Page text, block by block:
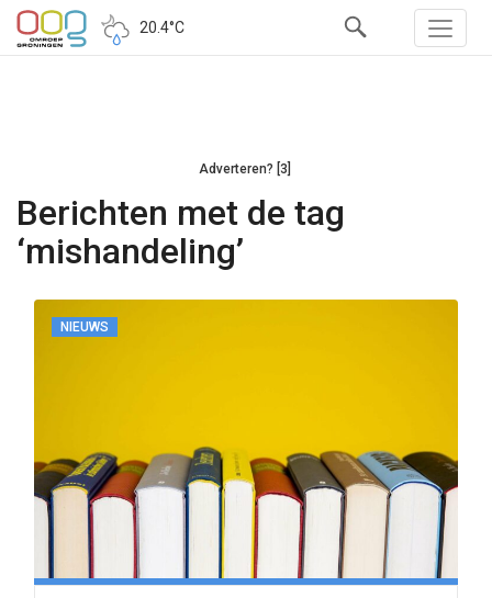
20.4°C
Adverteren? [3]
Berichten met de tag
‘mishandeling’
NIEUWS